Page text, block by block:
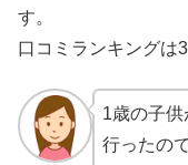
す。
口コミランキングは3
1歳の子
行ったの